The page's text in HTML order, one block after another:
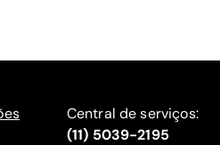
Central de serviços:
(11) 5039-2195